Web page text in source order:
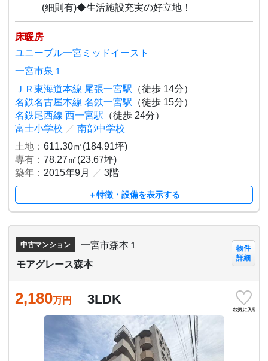
(細則有)◆生活施設充実の好立地！
床暖房
ユニーブル一宮ミッドイースト
一宮市泉１
ＪＲ東海道本線 尾張一宮駅 （徒歩 14分）
名鉄名古屋本線 名鉄一宮駅 （徒歩 15分）
名鉄尾西線 西一宮駅 （徒歩 24分）
富士小学校 ／ 南部中学校
土地：611.30㎡(184.91坪)
専有：78.27㎡(23.67坪)
築年： 2015年9月 ／ 3階
＋特徴・設備を表示する
中古マンション
一宮市森本１
モアグレース森本
物件
詳細
2,180万円 3LDK